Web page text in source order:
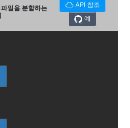
일을 분할하는
API 참조
예